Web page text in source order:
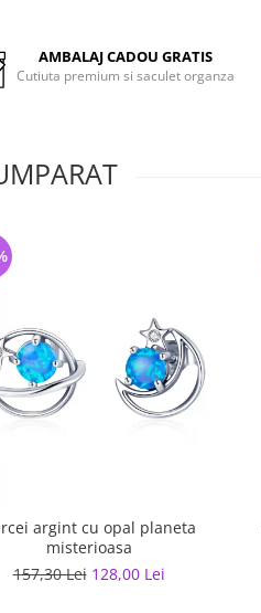
AMBALAJ CADOU GRATIS
Cutiuta premium si saculet organza
argint cu opal planeta
misterioasa
157,30 Lei 128,00 Lei